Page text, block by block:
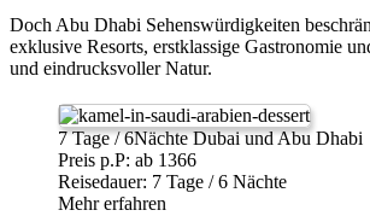
Doch Abu Dhabi Sehenswürdigkeiten
exklusive Resorts, erstklassige Gastronomie
und eindrucksvoller Natur.
7 Tage / 6Nächte Dubai und Abu Dhabi
Preis p.P: ab 1366
Reisedauer: 7 Tage / 6 Nächte
Mehr erfahren